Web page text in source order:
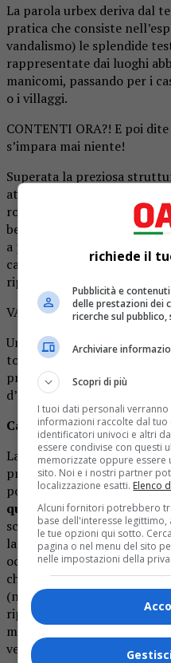
La parola urbex deriva dal
pratica che consiste
vandalismo) le splendide
rappresentate dai luoghi
manicomi, passando per i
o i villaggi.
CONTENTI ORA?! E poi
s’impara mai niente!
Superata la preziosa
attività tipiche del passato,
rossi (che conducono alle
belvedere sulla “
Cascata
a percorrere un tratto
caratterizzato da un ponte
riproduce alla perfezione il
VA BENE VA BENE
Una scalinata, tra la
torrente (lasciando
principale) e ammirare lo
d’acqua.
Cascata N.3 e N.4
La
terza cascata, distante
precedente, si può
postazione panoramica nei
quarto getto, invece, è
scavata dalla forza
laghetto “verde smeraldo”
occorre prestare un po’ di
che indica la via, è qui
(nascosto tra gli alberi e
riportato “Verogna”.
meravigliosa: punti
vegetazione.
richiede il
Pubblicità e
delle prestazioni dei
ricerche sul
Archiviare
Scopri di più
I tuoi dati personali
informazioni raccolte dal
identificatori univoci e altri
essere condivise con questi
memorizzate oppure essere
sito. Noi e i nostri partner
localizzazione esatti. Elenco
Alcuni fornitori potrebbero
base dell'interesse
le tue opzioni qui sotto.
pagina o nel menu del sito
nelle impostazioni della